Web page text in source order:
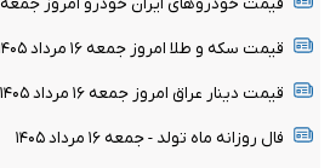
قیمت سکه و طلا امروز جمعه ۱۶ مرداد ۱۴۰۵ + جدول
قیمت دینار عراق امروز جمعه ۱۶ مرداد ۱۴۰۵ + جدول
فال روزانه ماه تولد - جمعه ۱۶ مرداد ۱۴۰۵